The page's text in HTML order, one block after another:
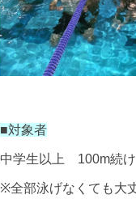
■対象者
中学生以上 100m続
※全部泳げなくても大